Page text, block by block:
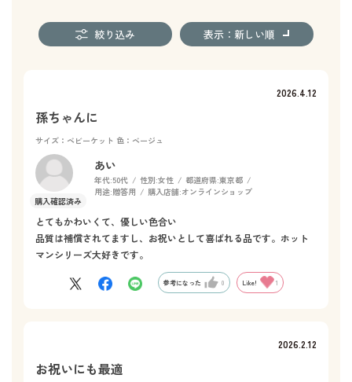
絞り込み 表示：新しい順
2026.4.12
孫ちゃんに
サイズ：ベビーケット 色：ベージュ
あい
年代:50代 性別:女性 都道府県:東京都
用途:贈答用 購入店舗:オンラインショップ
とてもかわいくて、優しい色合い
品質は補償されてますし、お祝いとして喜ばれる品です。ホット
マンシリーズ大好きです。
参考になった 0 Like! 1
2026.2.12
お祝いにも最適